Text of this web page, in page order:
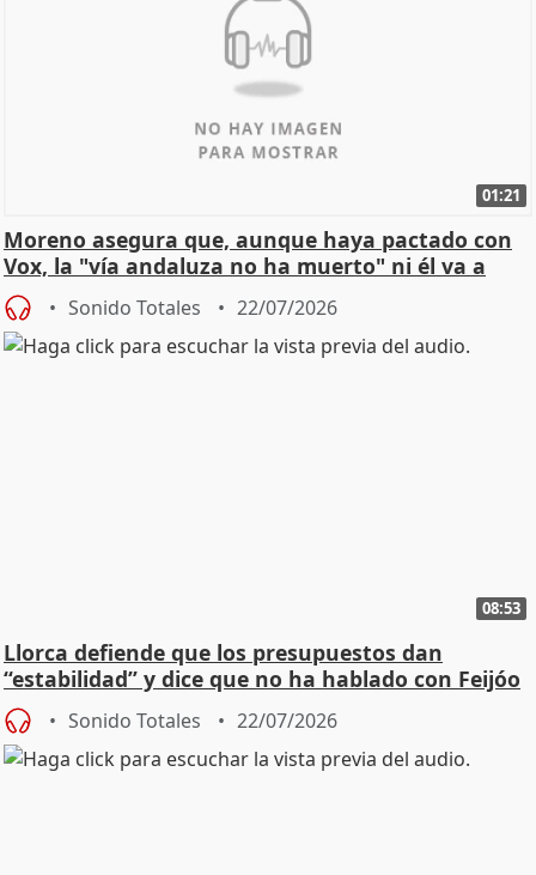
01:21
Moreno asegura que, aunque haya pactado con
Vox, la "vía andaluza no ha muerto" ni él va a
"cambiar"
Sonido Totales 22/07/2026
08:53
Llorca defiende que los presupuestos dan
“estabilidad” y dice que no ha hablado con Feijóo
Sonido Totales 22/07/2026